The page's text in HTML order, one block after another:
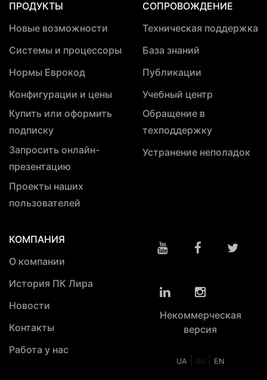
ПРОДУКТЫ
Новые возможности
Системы и процессоры
Нормы Еврокод
Конфигурации и цены
Купить или оформить
подписку
Запросить онлайн-
презентацию
Проекты наших
пользователей
СОПРОВОЖДЕНИЕ
Техническая поддержка
База знаний
Публикации
Учебный центр
Обращение в
техподдержку
Устранение неполадок
КОМПАНИЯ
О компании
История ПК Лира
Новости
Контакты
Работа у нас
Некоммерческая
версия
UA RU EN